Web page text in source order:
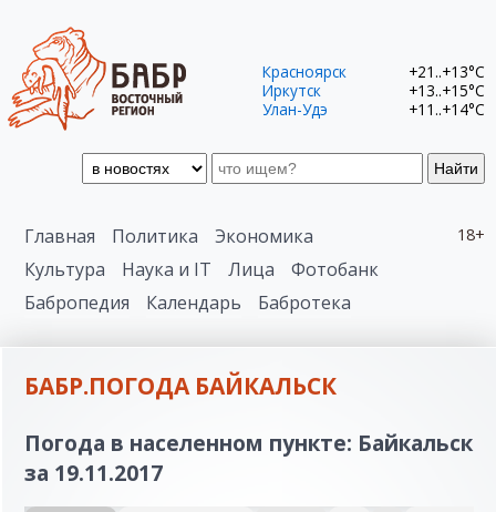
Найти
Красноярск
+21..+13°C
Иркутск
+13..+15°C
Улан-Удэ
+11..+14°C
18+
Главная Политика
Экономика
Культура
Наука и IT Лица
Фотобанк
Бабропедия
Календарь Бабротека
БАБР.ПОГОДА БАЙКАЛЬСК
Погода в населенном пункте: Байкальск
за 19.11.2017